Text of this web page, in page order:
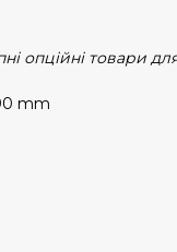
опційні товари
mm